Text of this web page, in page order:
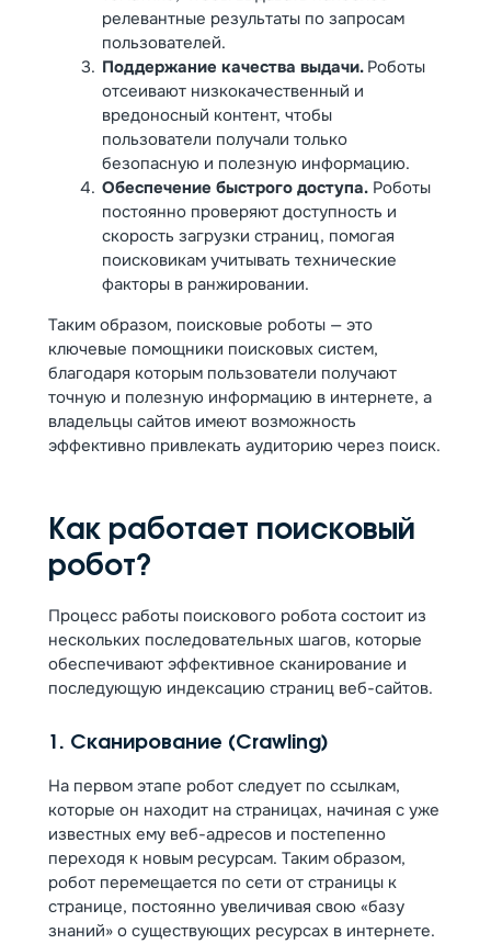
релевантные результаты по запросам
пользователей.
Поддержание качества выдачи. Роботы
отсеивают низкокачественный и
вредоносный контент, чтобы
пользователи получали только
безопасную и полезную информацию.
Обеспечение быстрого доступа. Роботы
постоянно проверяют доступность и
скорость загрузки страниц, помогая
поисковикам учитывать технические
факторы в ранжировании.
Таким образом, поисковые роботы — это
ключевые помощники поисковых систем,
благодаря которым пользователи получают
точную и полезную информацию в интернете, а
владельцы сайтов имеют возможность
эффективно привлекать аудиторию через поиск.
Как работает поисковый
робот?
Процесс работы поискового робота состоит из
нескольких последовательных шагов, которые
обеспечивают эффективное сканирование и
последующую индексацию страниц веб-сайтов.
1. Сканирование (Crawling)
На первом этапе робот следует по ссылкам,
которые он находит на страницах, начиная с уже
известных ему веб-адресов и постепенно
переходя к новым ресурсам. Таким образом,
робот перемещается по сети от страницы к
странице, постоянно увеличивая свою «базу
знаний» о существующих ресурсах в интернете.